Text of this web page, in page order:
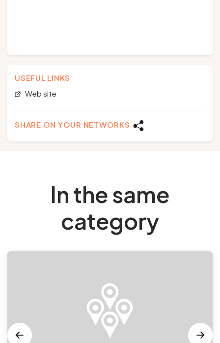
USEFUL LINKS
Web site
SHARE ON YOUR NETWORKS
In the same
category